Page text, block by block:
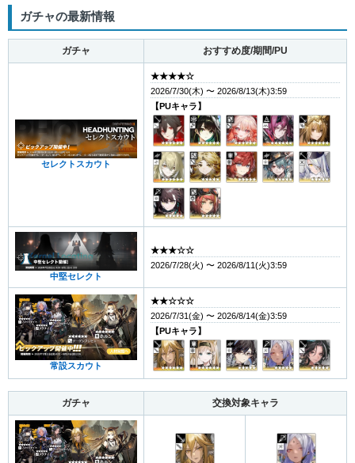
ガチャの最新情報
ガチャ おすすめ度/期間/PU
セレクトスカウト
★★★★☆
2026/7/30(木) 〜 2026/8/13(木)3:59
【PUキャラ】
中堅セレクト
★★★☆☆
2026/7/28(火) 〜 2026/8/11(火)3:59
常設スカウト
★★☆☆☆
2026/7/31(金) 〜 2026/8/14(金)3:59
【PUキャラ】
ガチャ 交換対象キャラ